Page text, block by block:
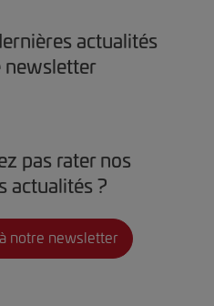
actualités
newsletter
pas rater nos
actualités ?
notre newsletter